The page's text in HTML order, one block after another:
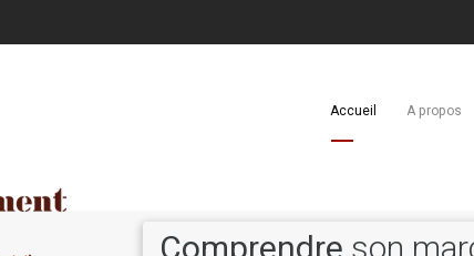
Accueil A propos
Comprendre son